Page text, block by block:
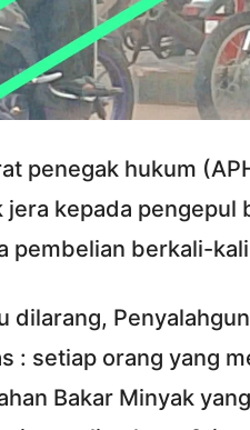
penegak hukum
kepada pengepul
pembelian berkali-
dilarang,
: setiap orang yang
Bakar Minyak